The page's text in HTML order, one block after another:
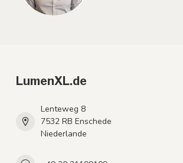
LumenXL.de
Lenteweg 8
7532 RB Enschede
Niederlande